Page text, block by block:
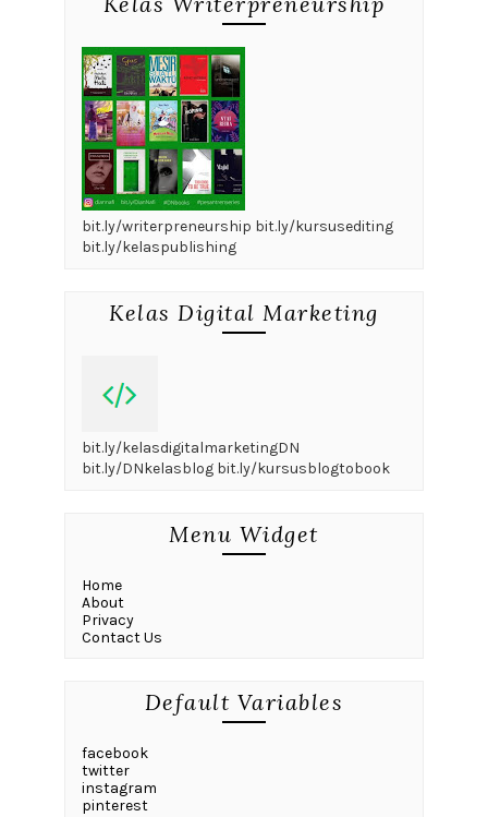
bit.ly/writerpreneurship bit.ly/kursusediting
bit.ly/kelaspublishing
Kelas Digital Marketing
bit.ly/kelasdigitalmarketingDN
bit.ly/DNkelasblog bit.ly/kursusblogtobook
Menu Widget
Home
About
Privacy
Contact Us
Default Variables
facebook
twitter
instagram
pinterest